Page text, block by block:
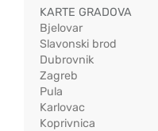
KARTE GRADOVA
Bjelovar
Slavonski brod
Dubrovnik
Zagreb
Pula
Karlovac
Koprivnica